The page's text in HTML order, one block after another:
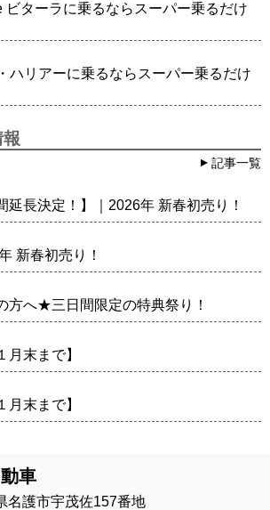
ビターラに乗るならスーパー乗るだけ
ハリアーに乗るならスーパー乗るだけ
記事一覧
延長決定！】｜2026年 新春初売り！
新春初売り！
方へ★三日間限定の特典祭り！
月末まで】
月末まで】
車
護市宇茂佐157番地